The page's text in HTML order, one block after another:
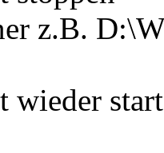
z.B.
wieder